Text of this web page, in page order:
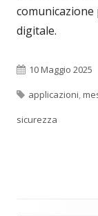
comunicazione
digitale.
Pubblicato
10 Maggio 2025
Tag
applicazioni,
sicurezza